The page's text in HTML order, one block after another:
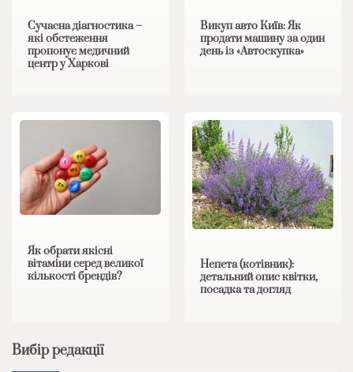
Сучасна діагностика –
які обстеження
пропонує медичний
центр у Харкові
Викуп авто Київ: Як
продати машину за один
день із «Автоскупка»
Як обрати якісні
вітаміни серед великої
кількості брендів?
Непета (котівник):
детальний опис квітки,
посадка та догляд
Вибір редакції